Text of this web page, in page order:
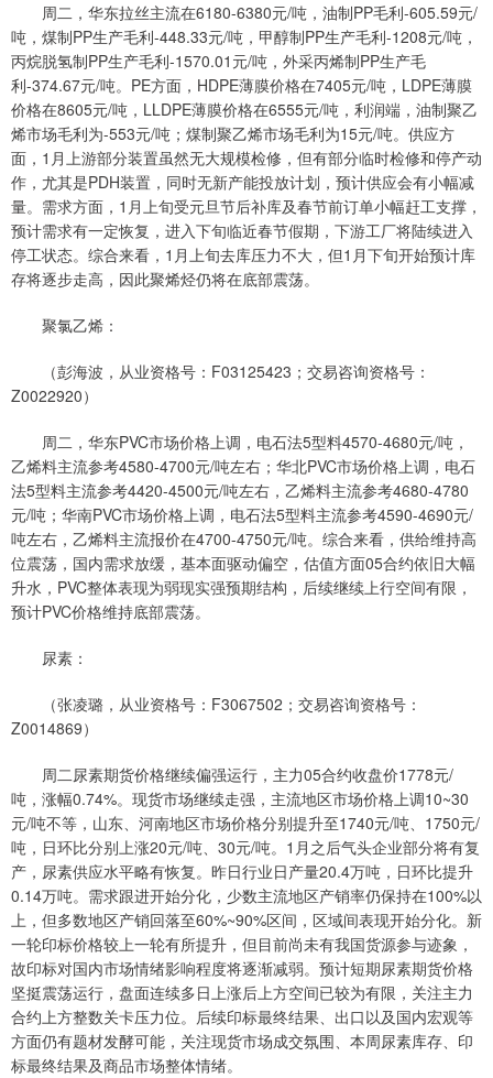
周二，华东拉丝主流在6180-6380元/吨，油制PP毛利-605.59元/
吨，煤制PP生产毛利-448.33元/吨，甲醇制PP生产毛利-1208元/吨，
丙烷脱氢制PP生产毛利-1570.01元/吨，外采丙烯制PP生产毛
利-374.67元/吨。PE方面，HDPE薄膜价格在7405元/吨，LDPE薄膜
价格在8605元/吨，LLDPE薄膜价格在6555元/吨，利润端，油制聚乙
烯市场毛利为-553元/吨；煤制聚乙烯市场毛利为15元/吨。供应方
面，1月上游部分装置虽然无大规模检修，但有部分临时检修和停产动
作，尤其是PDH装置，同时无新产能投放计划，预计供应会有小幅减
量。需求方面，1月上旬受元旦节后补库及春节前订单小幅赶工支撑，
预计需求有一定恢复，进入下旬临近春节假期，下游工厂将陆续进入
停工状态。综合来看，1月上旬去库压力不大，但1月下旬开始预计库
存将逐步走高，因此聚烯烃仍将在底部震荡。
聚氯乙烯：
（彭海波，从业资格号：F03125423；交易咨询资格号：
Z0022920）
周二，华东PVC市场价格上调，电石法5型料4570-4680元/吨，
乙烯料主流参考4580-4700元/吨左右；华北PVC市场价格上调，电石
法5型料主流参考4420-4500元/吨左右，乙烯料主流参考4680-4780
元/吨；华南PVC市场价格上调，电石法5型料主流参考4590-4690元/
吨左右，乙烯料主流报价在4700-4750元/吨。综合来看，供给维持高
位震荡，国内需求放缓，基本面驱动偏空，估值方面05合约依旧大幅
升水，PVC整体表现为弱现实强预期结构，后续继续上行空间有限，
预计PVC价格维持底部震荡。
尿素：
（张凌璐，从业资格号：F3067502；交易咨询资格号：
Z0014869）
周二尿素期货价格继续偏强运行，主力05合约收盘价1778元/
吨，涨幅0.74%。现货市场继续走强，主流地区市场价格上调10~30
元/吨不等，山东、河南地区市场价格分别提升至1740元/吨、1750元/
吨，日环比分别上涨20元/吨、30元/吨。1月之后气头企业部分将有复
产，尿素供应水平略有恢复。昨日行业日产量20.4万吨，日环比提升
0.14万吨。需求跟进开始分化，少数主流地区产销率仍保持在100%以
上，但多数地区产销回落至60%~90%区间，区域间表现开始分化。新
一轮印标价格较上一轮有所提升，但目前尚未有我国货源参与迹象，
故印标对国内市场情绪影响程度将逐渐减弱。预计短期尿素期货价格
坚挺震荡运行，盘面连续多日上涨后上方空间已较为有限，关注主力
合约上方整数关卡压力位。后续印标最终结果、出口以及国内宏观等
方面仍有题材发酵可能，关注现货市场成交氛围、本周尿素库存、印
标最终结果及商品市场整体情绪。